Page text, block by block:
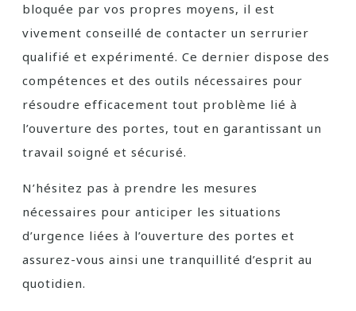
bloquée par vos propres moyens, il est
vivement conseillé de contacter un serrurier
qualifié et expérimenté. Ce dernier dispose des
compétences et des outils nécessaires pour
résoudre efficacement tout problème lié à
l’ouverture des portes, tout en garantissant un
travail soigné et sécurisé.
N’hésitez pas à prendre les mesures
nécessaires pour anticiper les situations
d’urgence liées à l’ouverture des portes et
assurez-vous ainsi une tranquillité d’esprit au
quotidien.